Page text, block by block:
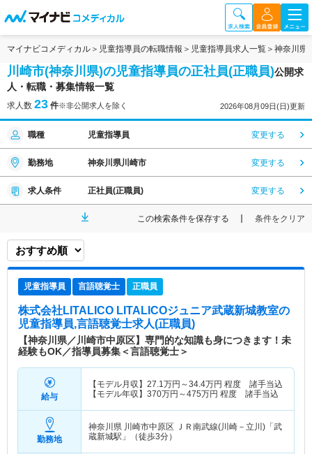
マイナビコメディカル 児童指導員の転職情報 児童指導員求人一覧 神奈川県
川崎市(神奈川県)の児童指導員の正社員(正職員)公開求
人・転職・募集情報一覧
求人数 23 件※非公開求人を除く 2026年08月09日(日)更新
職種 児童指導員 変更する
勤務地 神奈川県川崎市 変更する
求人条件 正社員(正職員) 変更する
この検索条件を保存する 条件をクリア
児童指導員 言語聴覚士 正職員
株式会社LITALICO LITALICOジュニア武蔵新城教室の
児童指導員,言語聴覚士求人(正職員)
【神奈川県／川崎市中原区】専門的な知識も身につきます！未
経験もOK／指導員募集＜言語聴覚士＞
給与
【モデル月収】 27.1万円～34.4万円 程度 諸手当込
【モデル年収】 370万円～475万円 程度 諸手当込
勤務地
神奈川県 川崎市中原区 ＪＲ南武線(川崎－立川)「武
蔵新城駅」（徒歩3分）